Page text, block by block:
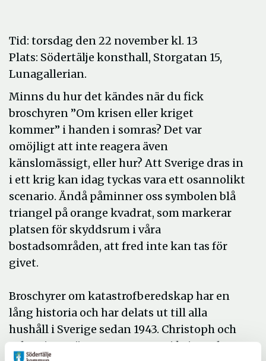
Tid: torsdag den 22 november kl. 13
Plats: Södertälje konsthall, Storgatan 15,
Lunagallerian.
Minns du hur det kändes när du fick
broschyren ”Om krisen eller kriget
kommer” i handen i somras? Det var
omöjligt att inte reagera även
känslomässigt, eller hur? Att Sverige dras in
i ett krig kan idag tyckas vara ett osannolikt
scenario. Ändå påminner oss symbolen blå
triangel på orange kvadrat, som markerar
platsen för skyddsrum i våra
bostadsområden, att fred inte kan tas för
givet.
Broschyrer om katastrofberedskap har en
lång historia och har delats ut till alla
hushåll i Sverige sedan 1943. Christoph och
Sebastian Mügge tar avstamp i kris- och